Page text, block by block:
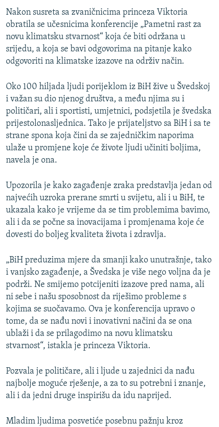
NASTANAK I RASPAD JUGOSLAVIJE
Nakon susreta sa zvaničnicima princeza Viktoria
obratila se učesnicima konferencije „Pametni rast za
novu klimatsku stvarnost“ koja će biti održana u
srijedu, a koja se bavi odgovorima na pitanje kako
odgovoriti na klimatske izazove na održiv način.
Oko 100 hiljada ljudi porijeklom iz BiH žive u Švedskoj
i važan su dio njenog društva, a među njima su i
političari, ali i sportisti, umjetnici, podsjetila je švedska
prijestolonasljednica. Tako je prijateljstvo sa BiH i sa te
strane spona koja čini da se zajedničkim naporima
ulaže u promjene koje će živote ljudi učiniti boljima,
navela je ona.
Upozorila je kako zagađenje zraka predstavlja jedan od
najvećih uzroka prerane smrti u svijetu, ali i u BiH, te
ukazala kako je vrijeme da se tim problemima bavimo,
ali i da se počne sa inovacijama i promjenama koje će
dovesti do boljeg kvaliteta života i zdravlja.
„BiH preduzima mjere da smanji kako unutrašnje, tako
i vanjsko zagađenje, a Švedska je više nego voljna da je
podrži. Ne smijemo potcijeniti izazove pred nama, ali
ni sebe i našu sposobnost da riješimo probleme s
kojima se suočavamo. Ova je konferencija upravo o
tome, da se nađu novi i inovativni načini da se ona
ublaži i da se prilagodimo na novu klimatsku
stvarnost“, istakla je princeza Viktoria.
Pozvala je političare, ali i ljude u zajednici da nađu
najbolje moguće rješenje, a za to su potrebni i znanje,
ali i da jedni druge inspirišu da idu naprijed.
Mladim ljudima posvetiće posebnu pažnju kroz